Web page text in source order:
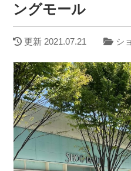
ングモール
更新 2021.07.21 シ